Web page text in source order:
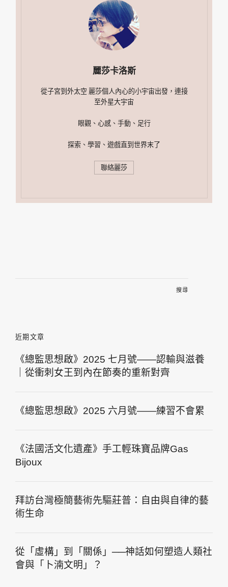
麗莎卡洛斯
從子宮到外太空 麗莎個人內心的小宇宙出發，連接
至外星大宇宙
眼觀、心感、手動、足行
探索、學習、遊戲直到世界末了
聯絡麗莎
近期文章
《總監思想啟》2025 七月號——認輸與滋養
｜從衝刺女王到內在節奏的重新對齊
《總監思想啟》2025 六月號——練習不會累
《法國活文化遺產》手工輕珠寶品牌Gas
Bijoux
拜訪台灣極簡藝術先驅莊普：自由與自律的藝
術生命
從「虛構」到「關係」──神話如何塑造人類社
會與「卜湳文明」？